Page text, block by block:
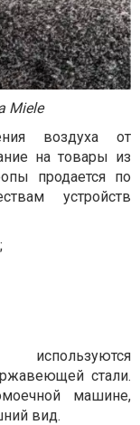
Miele
воздуха от
на товары из
продается по
устройств
стали.
машине,
вид.